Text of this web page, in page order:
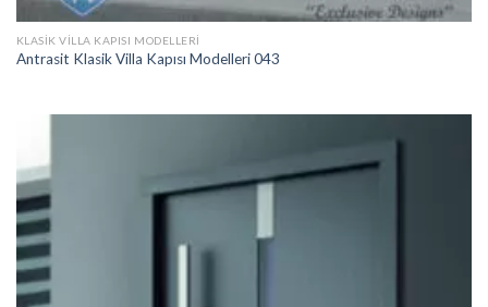
KLASIK VILLA KAPISI MODELLERI
Antrasit Klasik Villa Kapısı Modelleri 043